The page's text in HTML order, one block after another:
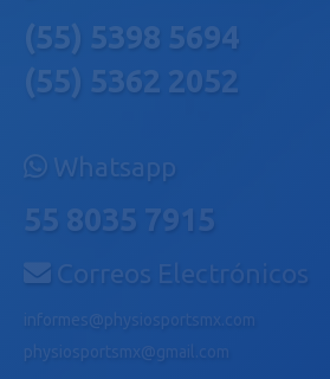
(55) 5398 5694
(55) 5362 2052
Whatsapp
55 8035 7915
Correos Electrónicos
informes@physiosportsmx.com
physiosportsmx@gmail.com